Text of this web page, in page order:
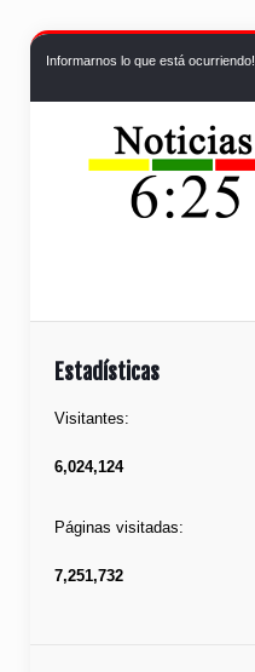
Informarnos lo que está ocurriendo!
Estadísticas
Visitantes:
6,024,124
Páginas visitadas:
7,251,732